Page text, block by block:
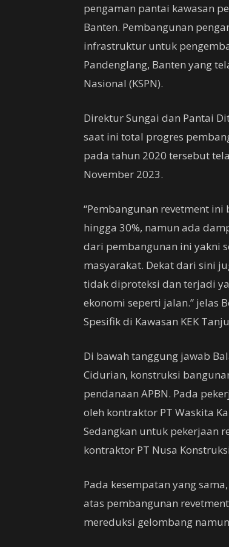
pengaman pantai kawasan
Banten. Pembangunan
infrastruktur untuk
Pandenglang, Banten yang
Nasional (KSPN).
Direktur Sungai dan Pantai
saat ini total progres
pada tahun 2020 tersebut
November 2023.
“Pembangunan revetment
hingga 30%, namun ada
dari pembangunan ini yakni
masyarakat. Dekat dari sini
tidak diproteksi dan terjadi
ekonomi seperti jalan.” jelas
Spesifik di Kawasan KEK
Di bawah tanggung jawab
Cidurian, konstruksi
pendanaan APBN. Pada
oleh kontraktor PT Waskita
Sedangkan untuk pekerjaan
kontraktor PT Nusa
Pada kesempatan yang
atas pembangunan
mereduksi gelombang